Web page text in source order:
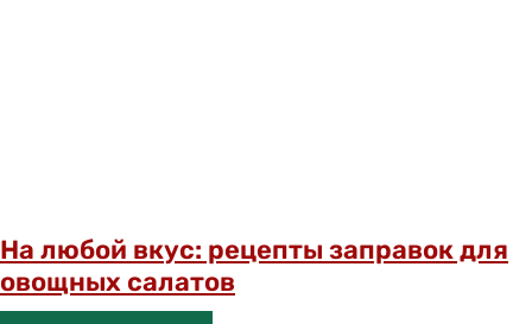
На любой вкус: рецепты заправок для
овощных салатов